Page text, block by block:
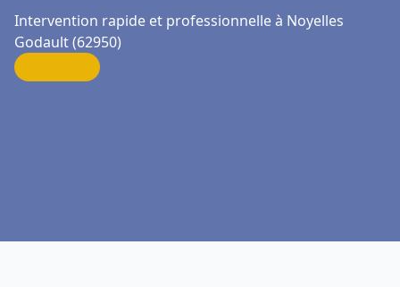
Intervention rapide et professionnelle à Noyelles
Godault (62950)